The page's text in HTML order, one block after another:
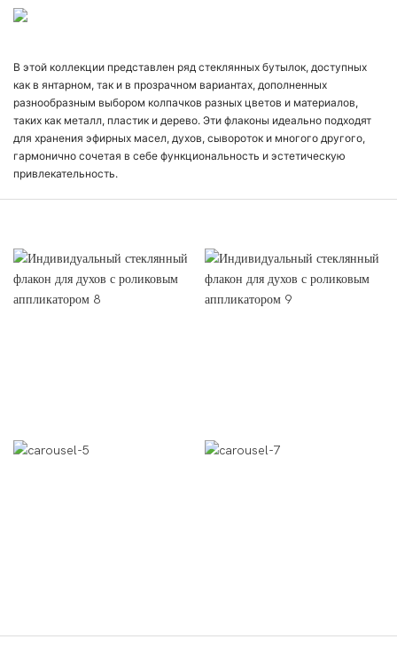
В этой коллекции представлен ряд стеклянных бутылок, доступных
как в янтарном, так и в прозрачном вариантах, дополненных
разнообразным выбором колпачков разных цветов и материалов,
таких как металл, пластик и дерево. Эти флаконы идеально подходят
для хранения эфирных масел, духов, сывороток и многого другого,
гармонично сочетая в себе функциональность и эстетическую
привлекательность.